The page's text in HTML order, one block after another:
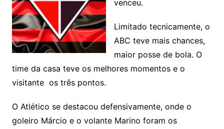
venceu.
Limitado tecnicamente, o
ABC teve mais chances,
maior posse de bola. O
time da casa teve os melhores momentos e o
visitante os três pontos.
O Atlético se destacou defensivamente, onde o
goleiro Márcio e o volante Marino foram os